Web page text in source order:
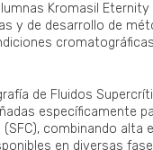
Kromasil
y de desarrollo de
de Fluidos
específicamente
combinando alta
en diversas